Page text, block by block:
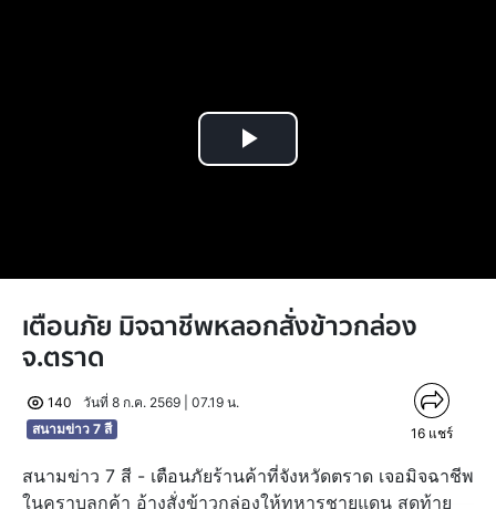
Play
เตือนภัย มิจฉาชีพหลอกสั่งข้าวกล่อง
จ.ตราด
140
วันที่ 8 ก.ค. 2569 | 07.19 น.
สนามข่าว 7 สี
16 แชร์
สนามข่าว 7 สี - เตือนภัยร้านค้าที่จังหวัดตราด เจอมิจฉาชีพ
ในคราบลูกค้า อ้างสั่งข้าวกล่องให้ทหารชายแดน สุดท้าย